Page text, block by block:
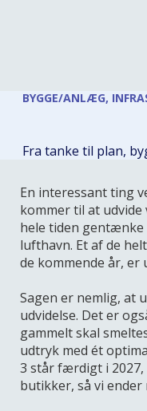
BYGGE/ANLÆG,
Fra tanke til plan,
En interessant ting
kommer til at udvide
hele tiden
lufthavn. Et af de
de kommende år, er
Sagen er nemlig, at
udvidelse. Det er
gammelt skal
udtryk med ét
3 står færdigt i 2027,
butikker, så vi ender